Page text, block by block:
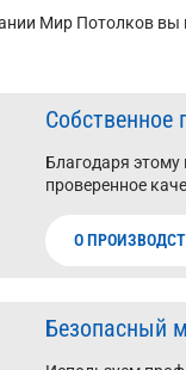
Мир Потолков вы
Собственное
Благодаря
проверенное
О
Безопасный